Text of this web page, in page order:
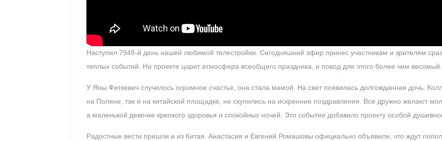
Наступил 7948-й день нашей любимой телестройки. Сегодняшний эфир принес участникам и зрителям
теплых событий. На проекте царит атмосфера всеобщего праздника, и повод для этого более чем весомый.
У Яны Фиткевич случилось огромное счастье, она стала мамой. На свет появилась долгожданная дочь.
на Поляне, так и на китайской площадке, не скупились на искренние поздравления. Все дружно желают
а маленькой девочке крепкого здоровья и спокойных ночей. Это событие добавило проекту особой
Радостные вести пришли и из Китая. Анастасия и Евгений Ромашовы официально объявили, что ждут